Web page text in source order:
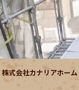
株式会社カナリアホーム